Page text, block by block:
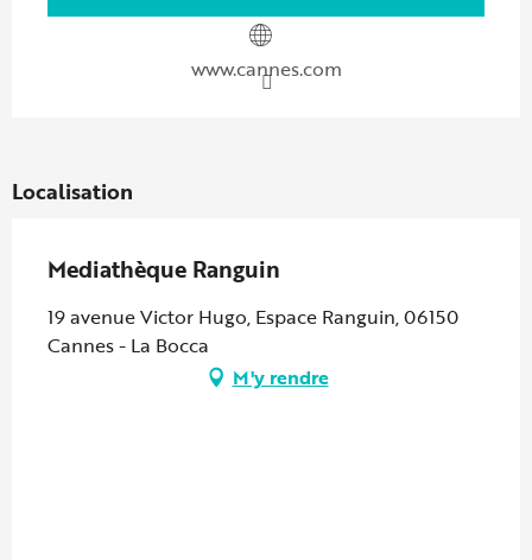
www.cannes.com
Localisation
Mediathèque Ranguin
19 avenue Victor Hugo, Espace Ranguin, 06150
Cannes - La Bocca
M'y rendre